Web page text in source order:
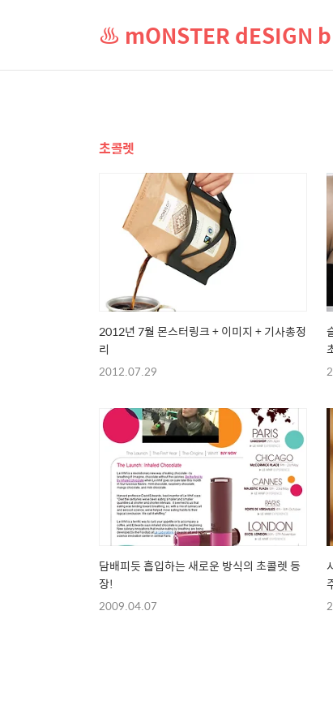
♨ mONSTER dESIGN
초콜렛
2012년 7월 몬스터링크 + 이미지 + 기사총정
리
2012.07.29
담배피듯 흡입하는 새로운 방식의 초콜렛 등
장!
2009.04.07